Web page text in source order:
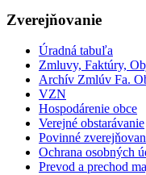
Zverejňovanie
Úradná tabuľa
Zmluvy, Faktúry,
Archív Zmlúv Fa.
VZN
Hospodárenie obce
Verejné obstarávanie
Povinné
Ochrana osobných
Prevod a prechod